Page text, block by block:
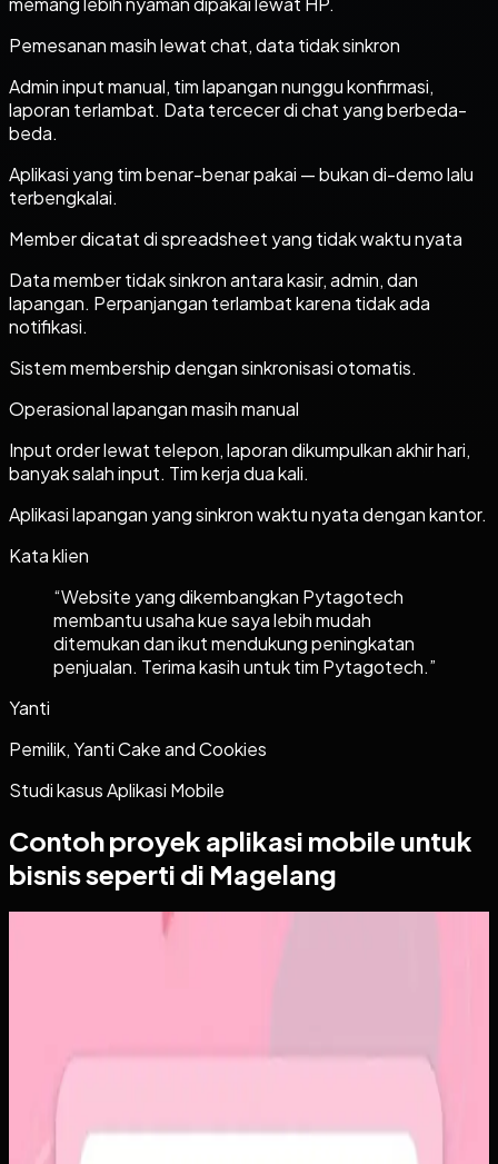
Pemesanan masih lewat chat, data tidak sinkron
Admin input manual, tim lapangan nunggu konfirmasi,
laporan terlambat. Data tercecer di chat yang berbeda-
beda.
Aplikasi yang tim benar-benar pakai — bukan di-demo lalu
terbengkalai.
Member dicatat di spreadsheet yang tidak waktu nyata
Data member tidak sinkron antara kasir, admin, dan
lapangan. Perpanjangan terlambat karena tidak ada
notifikasi.
Sistem membership dengan sinkronisasi otomatis.
Operasional lapangan masih manual
Input order lewat telepon, laporan dikumpulkan akhir hari,
banyak salah input. Tim kerja dua kali.
Aplikasi lapangan yang sinkron waktu nyata dengan kantor.
Kata klien
“Website yang dikembangkan Pytagotech
membantu usaha kue saya lebih mudah
ditemukan dan ikut mendukung peningkatan
penjualan. Terima kasih untuk tim Pytagotech.”
Yanti
Pemilik, Yanti Cake and Cookies
Studi kasusAplikasi Mobile
Contoh proyek aplikasi mobile untuk
bisnis seperti di Magelang
Sebelumnya
Platform sosial umum sering membuat momen personal
tenggelam di antara konten publik, iklan, dan tekanan
untuk selalu tampil sempurna. Pengguna membutuhkan